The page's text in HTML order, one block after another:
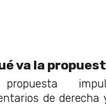
va la
de derecha